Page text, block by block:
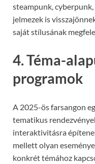
steampunk,
jelmezek is
saját stílusának
4. Téma-
programok
A 2025-ös farsangon
tematikus
interaktivitásra
mellett olyan
konkrét témához